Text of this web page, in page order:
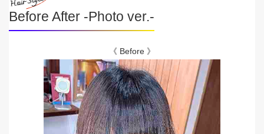
Before After -Photo ver.-
《 Before 》